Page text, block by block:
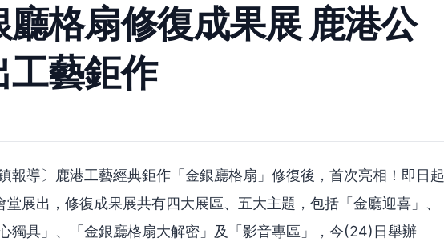
廳格扇修復成果展 鹿港公
工藝鉅作
報導〕鹿港工藝經典鉅作「金銀廳格扇」修復後，首次亮相！即日起
展出，修復成果展共有四大展區、五大主題，包括「金廳迎喜」、
獨具」、「金銀廳格扇大解密」及「影音專區」，今(24)日舉辦